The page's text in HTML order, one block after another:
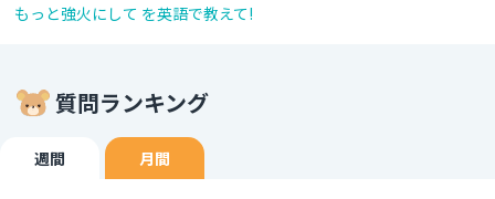
もっと強火にして を英語で教えて!
質問ランキング
週間 月間